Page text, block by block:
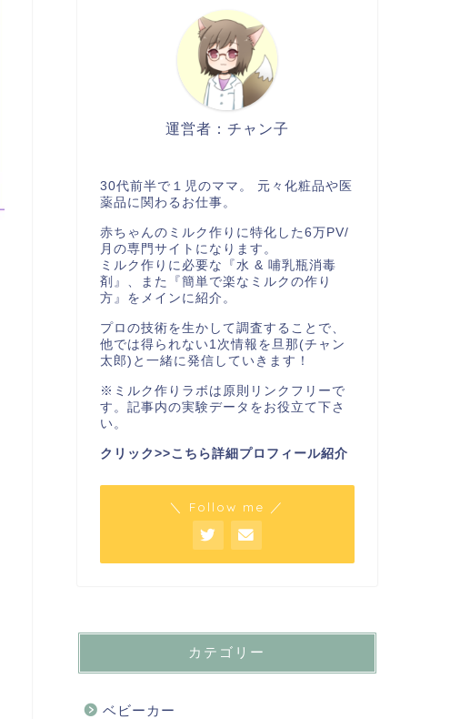
運営者：チャン子
30代前半で１児のママ。 元々化粧品や医
薬品に関わるお仕事。
赤ちゃんのミルク作りに特化した6万PV/
月の専門サイトになります。
ミルク作りに必要な『水 & 哺乳瓶消毒
剤』、また『簡単で楽なミルクの作り
方』をメインに紹介。
プロの技術を生かして調査することで、
他では得られない1次情報を旦那(チャン
太郎)と一緒に発信していきます！
※ミルク作りラボは原則リンクフリーで
す。記事内の実験データをお役立て下さ
い。
クリック>>こちら詳細プロフィール紹介
＼ Follow me ／
カテゴリー
ベビーカー